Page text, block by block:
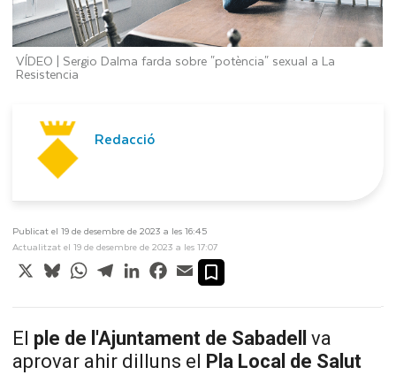
VÍDEO | Sergio Dalma farda sobre "potència" sexual a La
Resistencia
Redacció
Publicat el 19 de desembre de 2023 a les 16:45
Actualitzat el 19 de desembre de 2023 a les 17:07
X BlueskyWhatsApp
TelegramLinkedInFacebook
Email
El ple de l'Ajuntament de Sabadell
va
aprovar ahir dilluns el Pla Local de Salut